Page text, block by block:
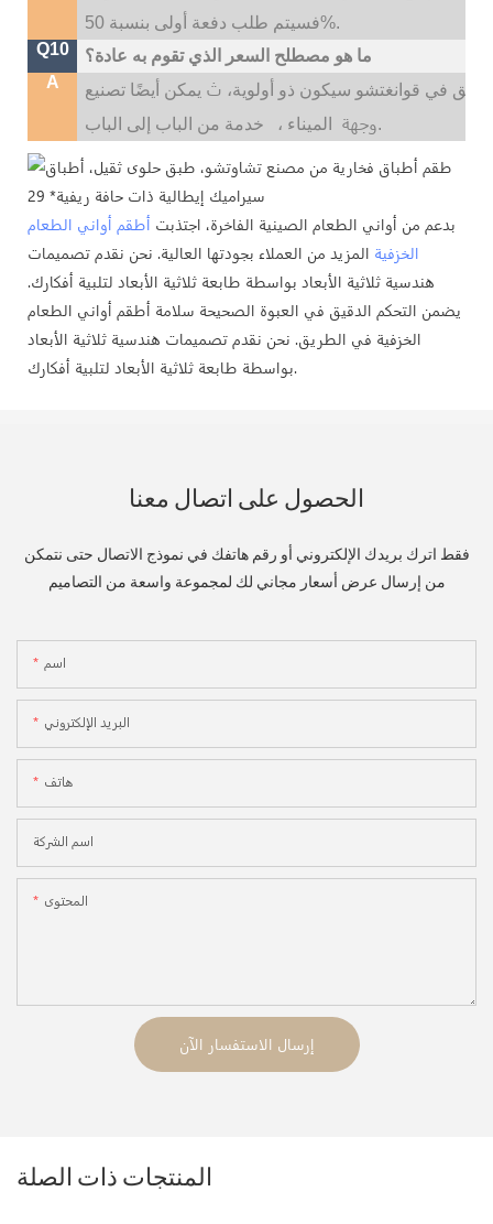
فسيتم طلب دفعة أولى بنسبة 50%.
Q10
ما هو مصطلح السعر الذي تقوم به عادة؟
A
في قوانغتشو سيكون ذو أولوية، ث
وجهة
الميناء ، خدمة من الباب إلى الباب.
بدعم من أواني الطعام الصينية الفاخرة، اجتذبت أطقم أواني الطعام
الخزفية المزيد من العملاء بجودتها العالية. نحن نقدم تصميمات
هندسية ثلاثية الأبعاد بواسطة طابعة ثلاثية الأبعاد لتلبية أفكارك.
يضمن التحكم الدقيق في العبوة الصحيحة سلامة أطقم أواني الطعام
الخزفية في الطريق. نحن نقدم تصميمات هندسية ثلاثية الأبعاد
بواسطة طابعة ثلاثية الأبعاد لتلبية أفكارك.
الحصول على اتصال معنا
فقط اترك بريدك الإلكتروني أو رقم هاتفك في نموذج الاتصال حتى نتمكن
من إرسال عرض أسعار مجاني لك لمجموعة واسعة من التصاميم
اسم
البريد الإلكتروني
هاتف
اسم الشركة
المحتوى
إرسال الاستفسار الآن
المنتجات ذات الصلة